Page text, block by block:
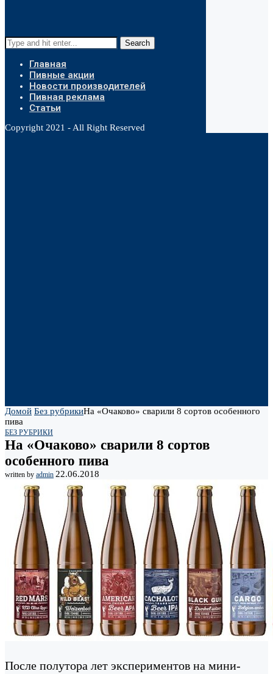
Search
Главная
Пивные акции
Новости производителей
Пивная реклама
Статьи
Copyright 2021 - All Right Reserved
Домой Без рубрикиНа «Очаково» сварили 8 сортов особенного
пива
БЕЗ РУБРИКИ
На «Очаково» сварили 8 сортов
особенного пива
written by admin 22.06.2018
После полутора лет экспериментов на мини-